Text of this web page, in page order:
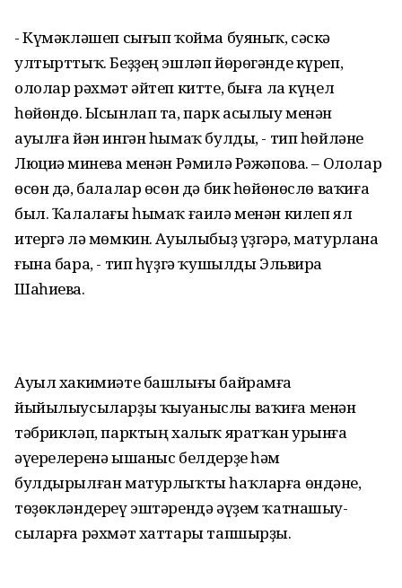
- Күмәкләшеп сығып ҡойма буяныҡ, сәскә
ултырттыҡ. Беҙҙең эшләп йөрөгәнде күреп,
ололар рәхмәт әйтеп китте, быға ла күңел
һөйөндө. Ысынлап та, парк асылыу менән
ауылға йән ингән һымаҡ булды, - тип һөйләне
Люциә Әминева менән Рәмилә Рәжәпова. – Ололар
өсөн дә, балалар өсөн дә бик һөйөнөслө ваҡиға
был. Ҡалалағы һымаҡ ғаилә менән килеп ял
итергә лә мөмкин. Ауылыбыҙ үҙгәрә, матурлана
ғына бара, - тип һүҙгә ҡушылды Эльвира
Шаһиева.
Ауыл хакимиәте башлығы байрамға
йыйылыусыларҙы ҡыуаныслы ваҡиға менән
тәбрикләп, парктың халыҡ яратҡан урынға
әүерелеренә ышаныс белдерҙе һәм
булдырылған матурлыҡты һаҡларға өндәне,
төҙөкләндереү эштәрендә әүҙем ҡатнашыу-
сыларға рәхмәт хаттары тапшырҙы.